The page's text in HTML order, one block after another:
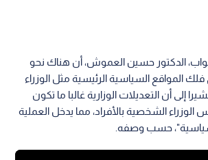
الدكتور حسين العموش، أن هناك نحو
فلك المواقع السياسية الرئيسية مثل الوزراء
إلى أن التعديلات الوزارية غالبا ما تكون
الشخصية بالأفراد، مما يدخل العملية
حسب وصفه.